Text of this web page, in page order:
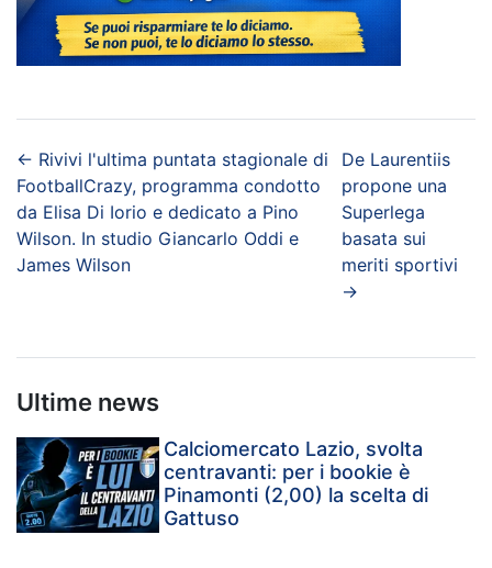
← Rivivi l'ultima puntata stagionale di
FootballCrazy, programma condotto
da Elisa Di Iorio e dedicato a Pino
Wilson. In studio Giancarlo Oddi e
James Wilson
De Laurentiis
propone una
Superlega
basata sui
meriti sportivi
→
Ultime news
Calciomercato Lazio, svolta
centravanti: per i bookie è
Pinamonti (2,00) la scelta di
Gattuso